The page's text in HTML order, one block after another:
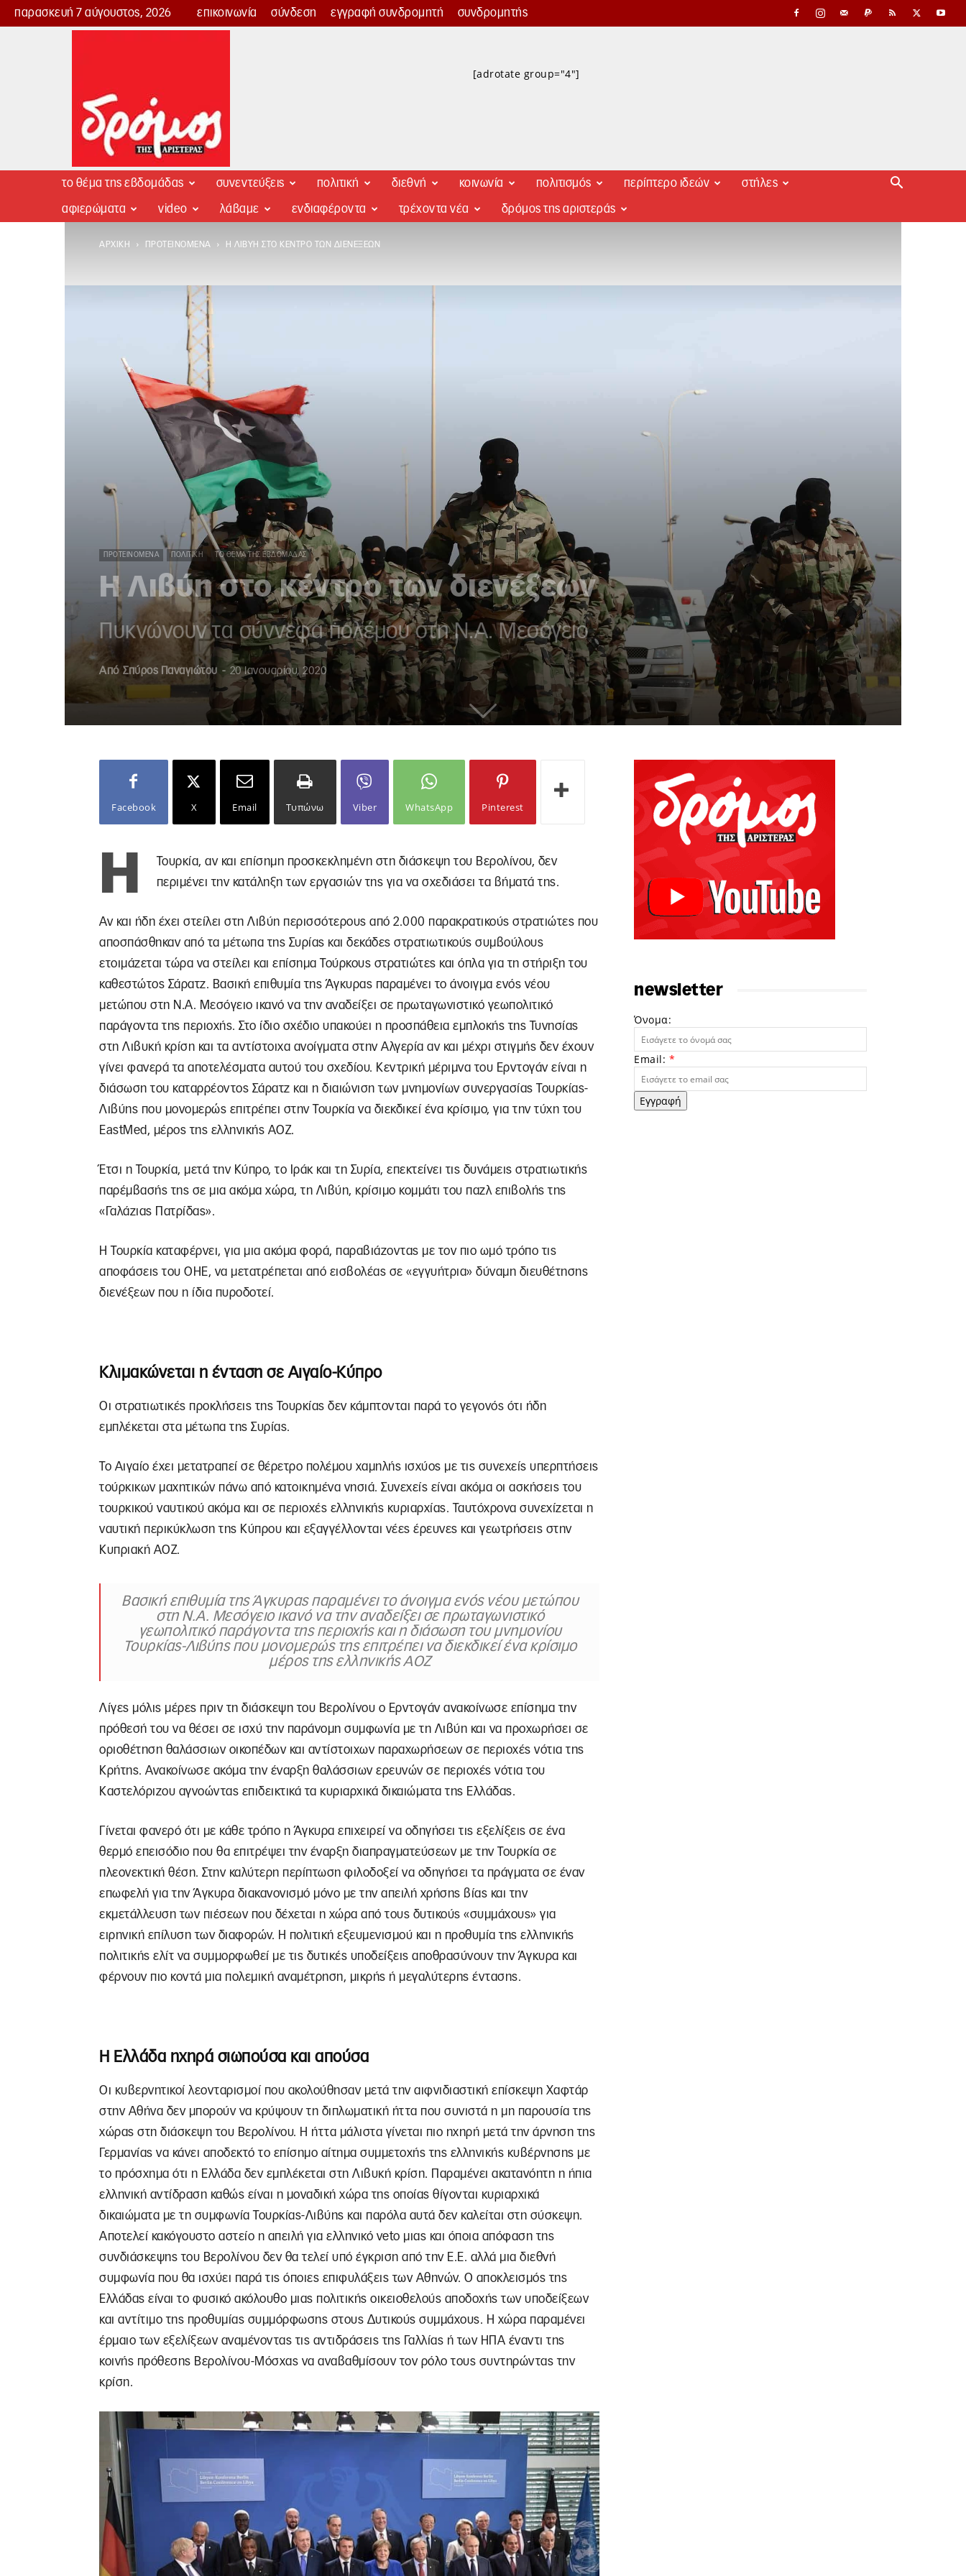
παρασκευή 7 αύγουστος, 2026 επικοινωνία σύνδεση εγγραφή συνδρομητή συνδρομητής
Δρόμος
[adrotate group="4"]
το θέμα της εβδομάδας συνεντεύξεις πολιτική διεθνή κοινωνία πολιτισμός περίπτερο ιδεών στήλες
αφιερώματα video λάβαμε ενδιαφέροντα τρέχοντα νέα δρόμος της αριστεράς
ΑΡΧΙΚΉ ΠΡΟΤΕΙΝΌΜΕΝΑ Η ΛΙΒΎΗ ΣΤΟ ΚΈΝΤΡΟ ΤΩΝ ΔΙΕΝΈΞΕΩΝ
ΠΡΟΤΕΙΝΌΜΕΝΑ ΠΟΛΙΤΙΚΉ ΤΟ ΘΈΜΑ ΤΗΣ ΕΒΔΟΜΆΔΑΣ
Η Λιβύη στο κέντρο των διενέξεων
Πυκνώνουν τα σύννεφα πολέμου στη Ν.Α. Μεσόγειο
Από Σπύρος Παναγιώτου - 20 Ιανουαρίου, 2020
Facebook X Email Τυπώνω Viber WhatsApp Pinterest
Η
Τουρκία, αν και επίσημη προσκεκλημένη στη διάσκεψη του Βερολίνου, δεν
περιμένει την κατάληξη των εργασιών της για να σχεδιάσει τα βήματά της.
Αν και ήδη έχει στείλει στη Λιβύη περισσότερους από 2.000 παρακρατικούς στρατιώτες που
αποσπάσθηκαν από τα μέτωπα της Συρίας και δεκάδες στρατιωτικούς συμβούλους
ετοιμάζεται τώρα να στείλει και επίσημα Τούρκους στρατιώτες και όπλα για τη στήριξη του
καθεστώτος Σάρατζ. Βασική επιθυμία της Άγκυρας παραμένει το άνοιγμα ενός νέου
μετώπου στη Ν.Α. Μεσόγειο ικανό να την αναδείξει σε πρωταγωνιστικό γεωπολιτικό
παράγοντα της περιοχής. Στο ίδιο σχέδιο υπακούει η προσπάθεια εμπλοκής της Τυνησίας
στη Λιβυκή κρίση και τα αντίστοιχα ανοίγματα στην Αλγερία αν και μέχρι στιγμής δεν έχουν
γίνει φανερά τα αποτελέσματα αυτού του σχεδίου. Κεντρική μέριμνα του Ερντογάν είναι η
διάσωση του καταρρέοντος Σάρατζ και η διαιώνιση των μνημονίων συνεργασίας Τουρκίας-
Λιβύης που μονομερώς επιτρέπει στην Τουρκία να διεκδικεί ένα κρίσιμο, για την τύχη του
EastMed, μέρος της ελληνικής ΑΟΖ.
Έτσι η Τουρκία, μετά την Κύπρο, το Ιράκ και τη Συρία, επεκτείνει τις δυνάμεις στρατιωτικής
παρέμβασής της σε μια ακόμα χώρα, τη Λιβύη, κρίσιμο κομμάτι του παζλ επιβολής της
«Γαλάζιας Πατρίδας».
Η Τουρκία καταφέρνει, για μια ακόμα φορά, παραβιάζοντας με τον πιο ωμό τρόπο τις
αποφάσεις του ΟΗΕ, να μετατρέπεται από εισβολέας σε «εγγυήτρια» δύναμη διευθέτησης
διενέξεων που η ίδια πυροδοτεί.
Κλιμακώνεται η ένταση σε Αιγαίο-Κύπρο
Οι στρατιωτικές προκλήσεις της Τουρκίας δεν κάμπτονται παρά το γεγονός ότι ήδη
εμπλέκεται στα μέτωπα της Συρίας.
Το Αιγαίο έχει μετατραπεί σε θέρετρο πολέμου χαμηλής ισχύος με τις συνεχείς υπερπτήσεις
τούρκικων μαχητικών πάνω από κατοικημένα νησιά. Συνεχείς είναι ακόμα οι ασκήσεις του
τουρκικού ναυτικού ακόμα και σε περιοχές ελληνικής κυριαρχίας. Ταυτόχρονα συνεχίζεται η
ναυτική περικύκλωση της Κύπρου και εξαγγέλλονται νέες έρευνες και γεωτρήσεις στην
Κυπριακή ΑΟΖ.
Βασική επιθυμία της Άγκυρας παραμένει το άνοιγμα ενός νέου μετώπου
στη Ν.Α. Μεσόγειο ικανό να την αναδείξει σε πρωταγωνιστικό
γεωπολιτικό παράγοντα της περιοχής και η διάσωση του μνημονίου
Τουρκίας-Λιβύης που μονομερώς της επιτρέπει να διεκδικεί ένα κρίσιμο
μέρος της ελληνικής ΑΟΖ
Λίγες μόλις μέρες πριν τη διάσκεψη του Βερολίνου ο Ερντογάν ανακοίνωσε επίσημα την
πρόθεσή του να θέσει σε ισχύ την παράνομη συμφωνία με τη Λιβύη και να προχωρήσει σε
οριοθέτηση θαλάσσιων οικοπέδων και αντίστοιχων παραχωρήσεων σε περιοχές νότια της
Κρήτης. Ανακοίνωσε ακόμα την έναρξη θαλάσσιων ερευνών σε περιοχές νότια του
Καστελόριζου αγνοώντας επιδεικτικά τα κυριαρχικά δικαιώματα της Ελλάδας.
Γίνεται φανερό ότι με κάθε τρόπο η Άγκυρα επιχειρεί να οδηγήσει τις εξελίξεις σε ένα
θερμό επεισόδιο που θα επιτρέψει την έναρξη διαπραγματεύσεων με την Τουρκία σε
πλεονεκτική θέση. Στην καλύτερη περίπτωση φιλοδοξεί να οδηγήσει τα πράγματα σε έναν
επωφελή για την Άγκυρα διακανονισμό μόνο με την απειλή χρήσης βίας και την
εκμετάλλευση των πιέσεων που δέχεται η χώρα από τους δυτικούς «συμμάχους» για
ειρηνική επίλυση των διαφορών. Η πολιτική εξευμενισμού και η προθυμία της ελληνικής
πολιτικής ελίτ να συμμορφωθεί με τις δυτικές υποδείξεις αποθρασύνουν την Άγκυρα και
φέρνουν πιο κοντά μια πολεμική αναμέτρηση, μικρής ή μεγαλύτερης έντασης.
Η Ελλάδα ηχηρά σιωπούσα και απούσα
Οι κυβερνητικοί λεονταρισμοί που ακολούθησαν μετά την αιφνιδιαστική επίσκεψη Χαφτάρ
στην Αθήνα δεν μπορούν να κρύψουν τη διπλωματική ήττα που συνιστά η μη παρουσία της
χώρας στη διάσκεψη του Βερολίνου. Η ήττα μάλιστα γίνεται πιο ηχηρή μετά την άρνηση της
Γερμανίας να κάνει αποδεκτό το επίσημο αίτημα συμμετοχής της ελληνικής κυβέρνησης με
το πρόσχημα ότι η Ελλάδα δεν εμπλέκεται στη Λιβυκή κρίση. Παραμένει ακατανόητη η ήπια
ελληνική αντίδραση καθώς είναι η μοναδική χώρα της οποίας θίγονται κυριαρχικά
δικαιώματα με τη συμφωνία Τουρκίας-Λιβύης και παρόλα αυτά δεν καλείται στη σύσκεψη.
Αποτελεί κακόγουστο αστείο η απειλή για ελληνικό veto μιας και όποια απόφαση της
συνδιάσκεψης του Βερολίνου δεν θα τελεί υπό έγκριση από την Ε.Ε. αλλά μια διεθνή
συμφωνία που θα ισχύει παρά τις όποιες επιφυλάξεις των Αθηνών. Ο αποκλεισμός της
Ελλάδας είναι το φυσικό ακόλουθο μιας πολιτικής οικειοθελούς αποδοχής των υποδείξεων
και αντίτιμο της προθυμίας συμμόρφωσης στους Δυτικούς συμμάχους. Η χώρα παραμένει
έρμαιο των εξελίξεων αναμένοντας τις αντιδράσεις της Γαλλίας ή των ΗΠΑ έναντι της
κοινής πρόθεσης Βερολίνου-Μόσχας να αναβαθμίσουν τον ρόλο τους συντηρώντας την
κρίση.
newsletter
Όνομα:
Email: *
Εγγραφή